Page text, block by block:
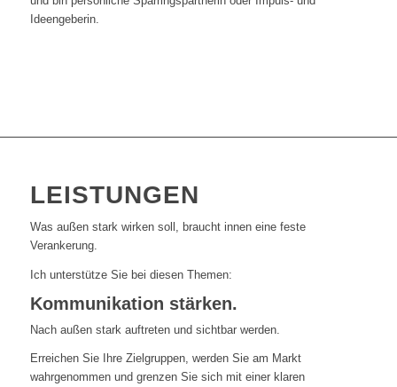
Ideengeberin.
LEISTUNGEN
Was außen stark wirken soll, braucht innen eine feste
Verankerung.
Ich unterstütze Sie bei diesen Themen:
Kommunikation stärken.
Nach außen stark auftreten und sichtbar werden.
Erreichen Sie Ihre Zielgruppen, werden Sie am Markt
wahrgenommen und grenzen Sie sich mit einer klaren